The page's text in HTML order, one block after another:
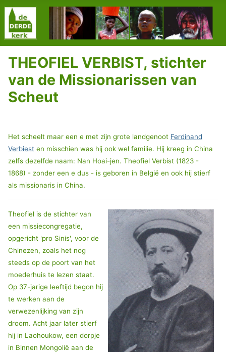
THEOFIEL VERBIST, stichter
van de Missionarissen van
Scheut
Het scheelt maar een e met zijn grote landgenoot Ferdinand
Verbiest en misschien was hij ook wel familie. Hij kreeg in China
zelfs dezelfde naam: Nan Hoai-jen. Theofiel Verbist (1823 -
1868) - zonder een e dus - is geboren in België en ook hij stierf
als missionaris in China.
Theofiel is de stichter van
een missiecongregatie,
opgericht 'pro Sinis', voor de
Chinezen, zoals het nog
steeds op de poort van het
moederhuis te lezen staat.
Op 37-jarige leeftijd begon hij
te werken aan de
verwezenlijking van zijn
droom. Acht jaar later stierf
hij in Laohoukow, een dorpje
in Binnen Mongolië aan de